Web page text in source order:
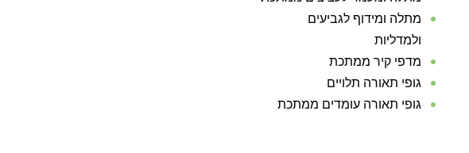
מתלה ומידוף לגביעים
ולמדליות
מדפי קיר ממתכת
גופי תאורה תלויים
גופי תאורה עומדים ממתכת